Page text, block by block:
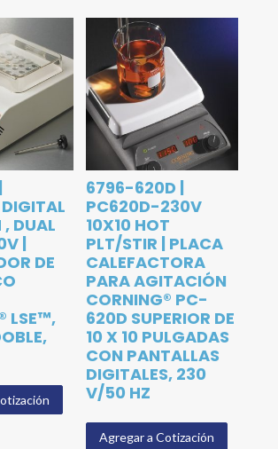
, DUAL
|
DE
LSE™,
6796-620D |
PC620D-230V
10X10 HOT
PLT/STIR | PLACA
CALEFACTORA
PARA AGITACIÓN
CORNING® PC-
620D SUPERIOR DE
10 X 10 PULGADAS
CON PANTALLAS
DIGITALES, 230
V/50 HZ
Agregar a Cotización